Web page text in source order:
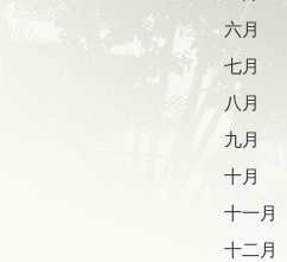
六月
七月
八月
九月
十月
十一月
十二月